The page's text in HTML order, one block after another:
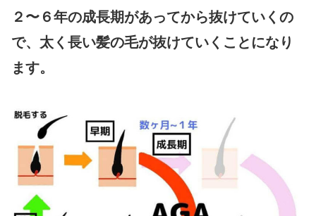
２〜６年の成長期があってから抜けていくの
で、太く長い髪の毛が抜けていくことになり
ます。